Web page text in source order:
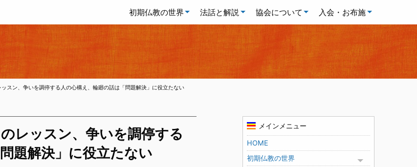
初期仏教の世界 法話と解説 協会について 入会・お布施
スン、争いを調停する人の心構え、輪廻の話は「問題解決」に役立たない
レッスン、争いを調停する
題解決」に役立たない
メインメニュー
HOME
初期仏教の世界
Toggle menu